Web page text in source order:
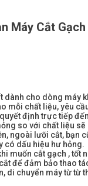
Máy Cắt
dành cho dòng
mỗi chất liệu, yêu
định trực tiếp
so với chất liệu
ngoài lưỡi cắt, bạn
có dấu hiệu hư hỏng.
muốn cắt gạch ,
để đảm bảo thao
di chuyển máy từ